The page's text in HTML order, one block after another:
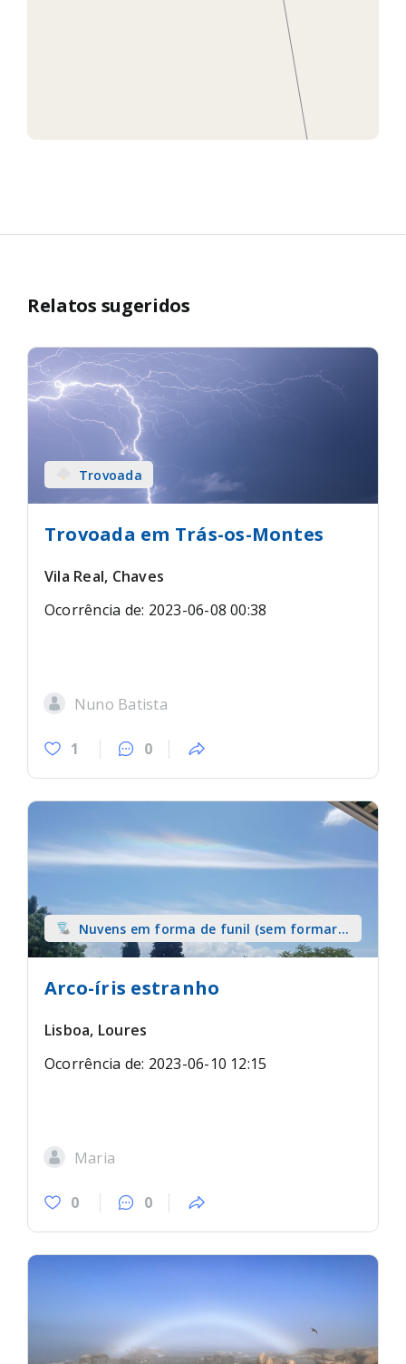
Relatos sugeridos
Trovoada
Trovoada em Trás-os-Montes
Vila Real, Chaves
Ocorrência de: 2023-06-08 00:38
Nuno Batista
1 0
Nuvens em forma de funil (sem formar
tromba) sobre terra
Arco-íris estranho
Lisboa, Loures
Ocorrência de: 2023-06-10 12:15
Maria
0 0